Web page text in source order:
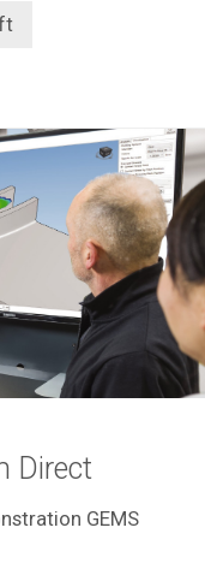
Direct
GEMS